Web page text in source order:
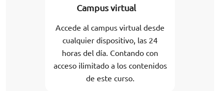
Campus virtual
Accede al campus virtual desde
cualquier dispositivo, las 24
horas del día. Contando con
acceso ilimitado a los contenidos
de este curso.